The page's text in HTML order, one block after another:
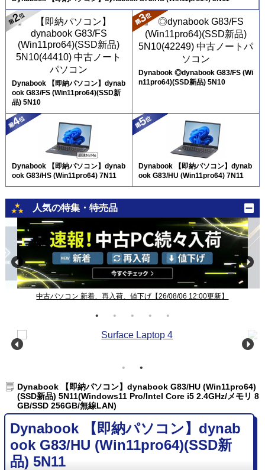
Dynabook 【即納パソコン】dynab
ook G83/FS (Win11pro64)(SSD新
品) 5N10
Dynabook ◎dynabook G83/FS (Wi
n11pro64)(SSD新品) 5N10
Dynabook 【即納パソコン】dynab
ook G83/HS (Win11pro64) 7N11
Dynabook 【即納パソコン】dynab
ook G83/HU (Win11pro64) 7N11
人気の特集・特売品
中古パソコン 新着、再入荷、値下げ【26/08/06 12:00更新】
Dynabook 【即納パソコン】dynabook G83/HU (Win11pro64)
(SSD新品) 5N11(Windows11 Pro/Intel Core i5 2.4GHz/メモリ 8
GB/SSD 256GB/無線LAN)
Dynabook 【即納パソコン】dynab
ook G83/HU (Win11pro64)(SSD新
品) 5N11